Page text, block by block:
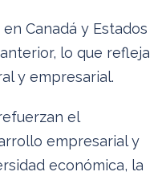
Canadá y Estados
lo que refleja
y empresarial.
el
empresarial y
económica, la